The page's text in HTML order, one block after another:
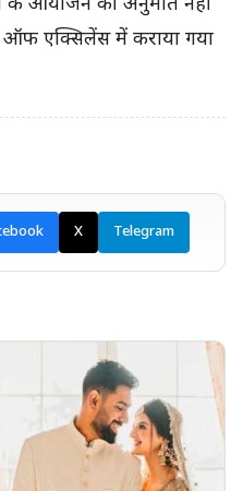
ऑफ एक्सिलेंस में कराया गया
X Telegram